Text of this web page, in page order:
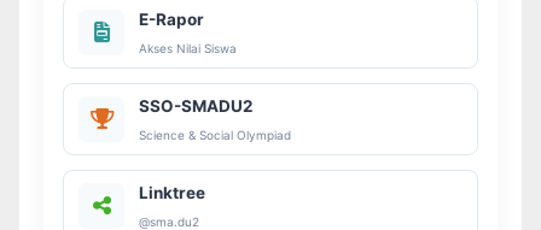
E-Rapor
Akses Nilai Siswa
SSO-SMADU2
Science & Social Olympiad
Linktree
@sma.du2